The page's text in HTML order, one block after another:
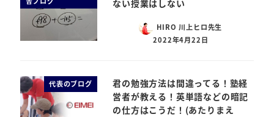
ない授業はしない
HIRO 川上ヒロ先生
2022年4月22日
代表のブログ
君の勉強方法は間違ってる！塾経
営者が教える！英単語などの暗記
の仕方はこうだ！(あたりまえ